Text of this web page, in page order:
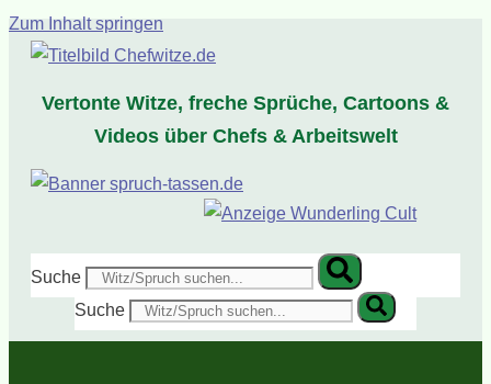
Zum Inhalt springen
Vertonte Witze, freche Sprüche, Cartoons &
Videos über Chefs & Arbeitswelt
Suche
Suche